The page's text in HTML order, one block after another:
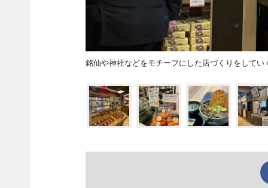
銘仙や神社などをモチーフにした店づくりをしてい